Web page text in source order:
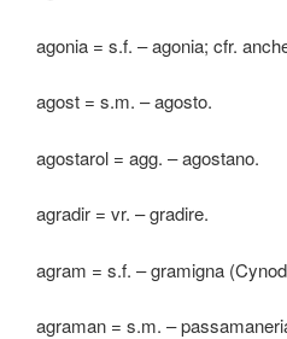
agonia = s.f. – agonia; cfr.
agost = s.m. – agosto.
agostarol = agg. – agostano.
agradir = vr. – gradire.
agram = s.f. – gramigna
agraman = s.m. –